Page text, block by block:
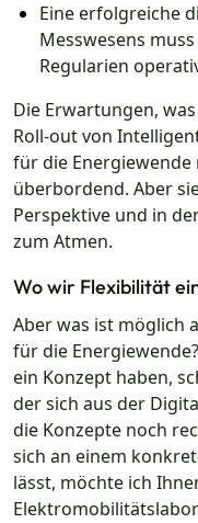
Eine erfolgreiche
Messwesens
Regularien
Die Erwartungen,
Roll-out von
für die
überbordend. Aber
Perspektive und in
zum Atmen.
Wo wir Flexibilität
Aber was ist möglich
für die
ein Konzept haben,
der sich aus der
die Konzepte noch
sich an einem
lässt, möchte ich